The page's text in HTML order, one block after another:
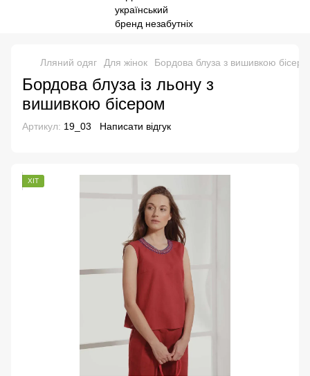
Лляний одяг Для жінок Бордова блуза з вишивкою
Бордова блуза із льону з
вишивкою бісером
Артикул: 19_03 Написати відгук
ХІТ